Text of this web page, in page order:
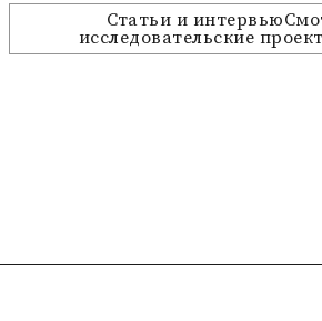
Статьи и
исследовательские